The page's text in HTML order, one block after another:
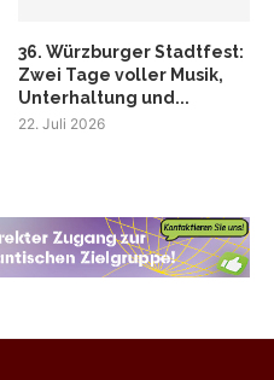
36. Würzburger Stadtfest:
Zwei Tage voller Musik,
Unterhaltung und...
22. Juli 2026